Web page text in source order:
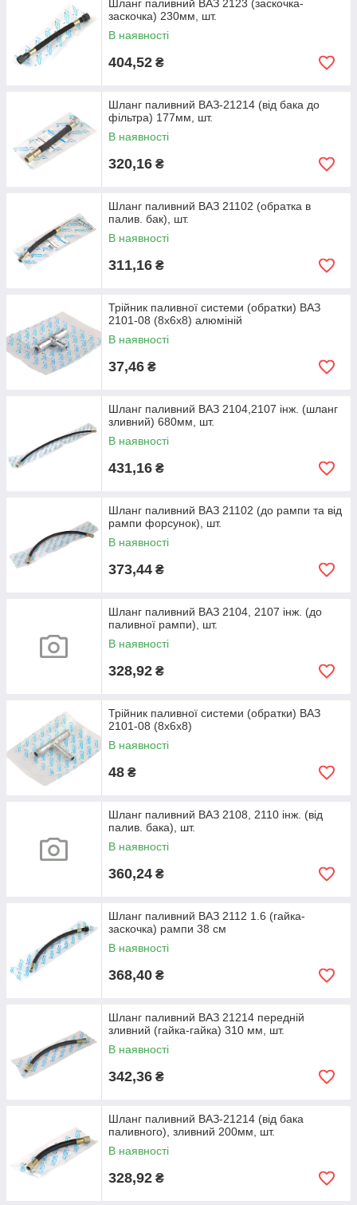
Шланг паливний ВАЗ 2123 (заскочка-
заскочка) 230мм, шт.
В наявності
404,52 ₴
Шланг паливний ВАЗ-21214 (від бака до
фільтра) 177мм, шт.
В наявності
320,16 ₴
Шланг паливний ВАЗ 21102 (обратка в
палив. бак), шт.
В наявності
311,16 ₴
Трійник паливної системи (обратки) ВАЗ
2101-08 (8х6х8) алюміній
В наявності
37,46 ₴
Шланг паливний ВАЗ 2104,2107 інж. (шланг
зливний) 680мм, шт.
В наявності
431,16 ₴
Шланг паливний ВАЗ 21102 (до рампи та від
рампи форсунок), шт.
В наявності
373,44 ₴
Шланг паливний ВАЗ 2104, 2107 інж. (до
паливної рампи), шт.
В наявності
328,92 ₴
Трійник паливної системи (обратки) ВАЗ
2101-08 (8х6х8)
В наявності
48 ₴
Шланг паливний ВАЗ 2108, 2110 інж. (від
палив. бака), шт.
В наявності
360,24 ₴
Шланг паливний ВАЗ 2112 1.6 (гайка-
заскочка) рампи 38 см
В наявності
368,40 ₴
Шланг паливний ВАЗ 21214 передній
зливний (гайка-гайка) 310 мм, шт.
В наявності
342,36 ₴
Шланг паливний ВАЗ-21214 (від бака
паливного), зливний 200мм, шт.
В наявності
328,92 ₴